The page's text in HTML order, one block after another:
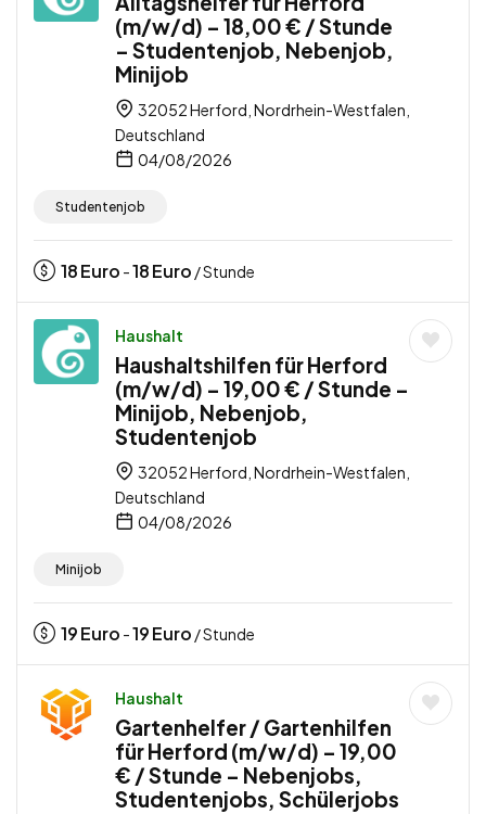
(m/w/d) – 18,00 € / Stunde
– Studentenjob, Nebenjob,
Minijob
32052 Herford, Nordrhein-Westfalen,
Deutschland
04/08/2026
Studentenjob
18Euro -18Euro / Stunde
Haushalt
Haushaltshilfen für Herford
(m/w/d) – 19,00 € / Stunde –
Minijob, Nebenjob,
Studentenjob
32052 Herford, Nordrhein-Westfalen,
Deutschland
04/08/2026
Minijob
19Euro -19Euro / Stunde
Haushalt
Gartenhelfer / Gartenhilfen
für Herford (m/w/d) – 19,00
€ / Stunde – Nebenjobs,
Studentenjobs, Schülerjobs